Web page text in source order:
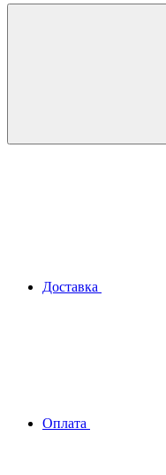
Доставка
Оплата